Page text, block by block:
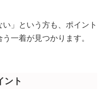
」という方も、ポイント
一着が見つかります。
ント